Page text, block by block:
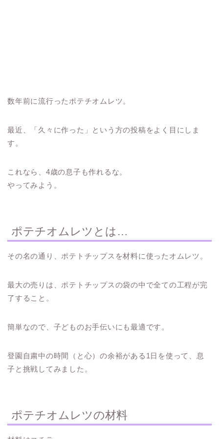
数年前に流行ったポテチオムレツ。
最近、「久々に作った」という方の投稿をよく目にしま
す。
これなら、4歳の息子も作れるな。
やってみよう。
ポテチオムレツとは…
その名の通り、ポテトチップスを材料に使ったオムレツ。
最大の売りは、ポテトチップスの袋の中で全ての工程が完
了すること。
簡単なので、子どものお手伝いにも最適です。
登園自粛中の時間（と心）の余裕がある1日を使って、息
子と挑戦してみました。
ポテチオムレツの材料